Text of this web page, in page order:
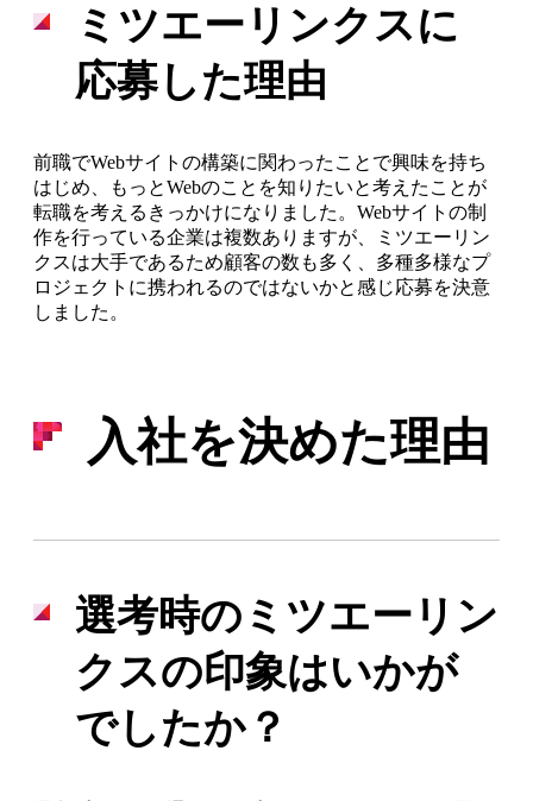
ミツエーリンクスに
応募した理由
前職でWebサイトの構築に関わったことで興味を持ち
はじめ、もっとWebのことを知りたいと考えたことが
転職を考えるきっかけになりました。Webサイトの制
作を行っている企業は複数ありますが、ミツエーリン
クスは大手であるため顧客の数も多く、多種多様なプ
ロジェクトに携われるのではないかと感じ応募を決意
しました。
入社を決めた理由
選考時のミツエーリン
クスの印象はいかが
でしたか？